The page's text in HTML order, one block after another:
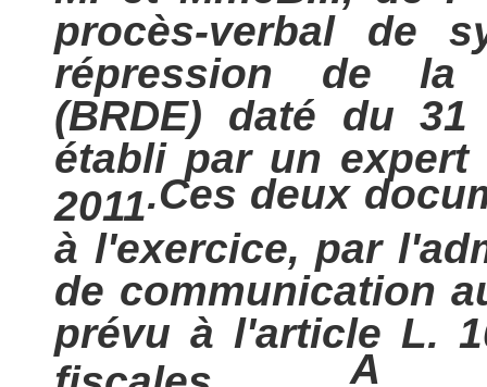
procès-verbal de
répression de la
(BRDE) daté du
établi par un
2011.Ces deux
à l'exercice, par
de communication
prévu à l'article L.
fiscales.A